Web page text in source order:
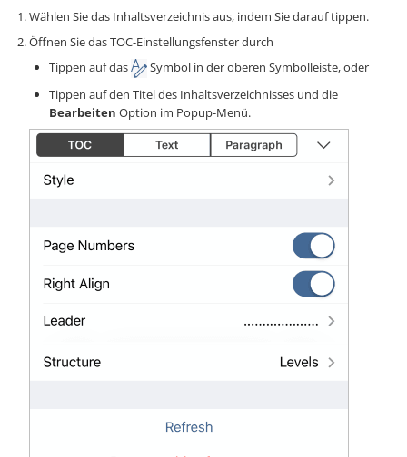
Wählen Sie das Inhaltsverzeichnis aus, indem Sie darauf tippen.
Öffnen Sie das TOC-Einstellungsfenster durch
Tippen auf das
Symbol in der oberen Symbolleiste, oder
Tippen auf den Titel des Inhaltsverzeichnisses und die
Bearbeiten Option im Popup-Menü.